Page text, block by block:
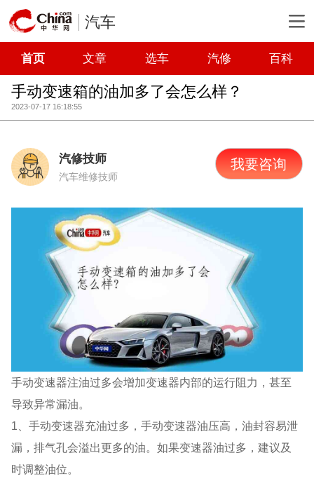
汽车
首页 文章 选车 汽修 百科
手动变速箱的油加多了会怎么样？
2023-07-17 16:18:55
汽修技师
汽车维修技师
我要咨询
手动变速器注油过多会增加变速器内部的运行阻力，甚至
导致异常漏油。
1、手动变速器充油过多，手动变速器油压高，油封容易泄
漏，排气孔会溢出更多的油。如果变速器油过多，建议及
时调整油位。